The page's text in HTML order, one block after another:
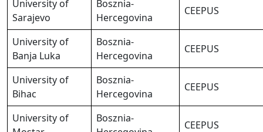
University of
Sarajevo
Bosznia-
Hercegovina
CEEPUS
University of
Banja Luka
Bosznia-
Hercegovina
CEEPUS
University of
Bihac
Bosznia-
Hercegovina
CEEPUS
University of
Bosznia-
CEEPUS